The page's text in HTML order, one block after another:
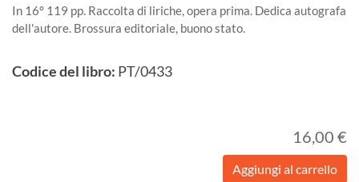
In 16° 119 pp. Raccolta di liriche, opera prima. Dedica autografa
dell'autore. Brossura editoriale, buono stato.
Codice del libro: PT/0433
16,00 €